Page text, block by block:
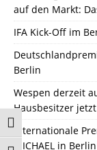
Umschalten auf
auf den Markt:
IFA Kick-Off im
Berlin
Wespen derzeit
Hausbesitzer
Internationale
MICHAEL in Berlin